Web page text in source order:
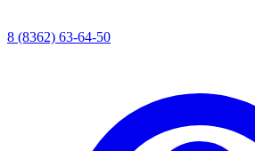
8 (8362) 63-64-50